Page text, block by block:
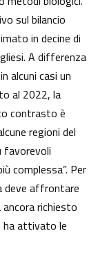
sul bilancio
in decine di
A differenza
alcuni casi un
al 2022, la
contrasto è
regioni del
favorevoli
complessa”. Per
deve affrontare
richiesto
ha attivato le